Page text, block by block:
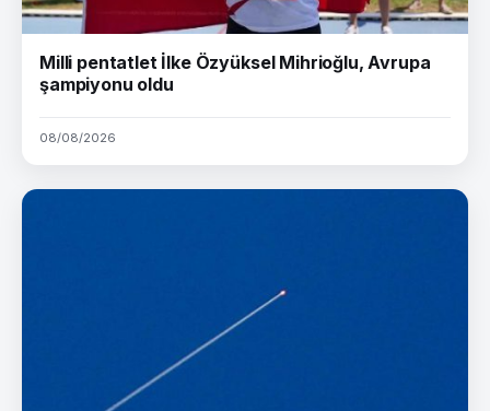
Milli pentatlet İlke Özyüksel Mihrioğlu, Avrupa
şampiyonu oldu
08/08/2026